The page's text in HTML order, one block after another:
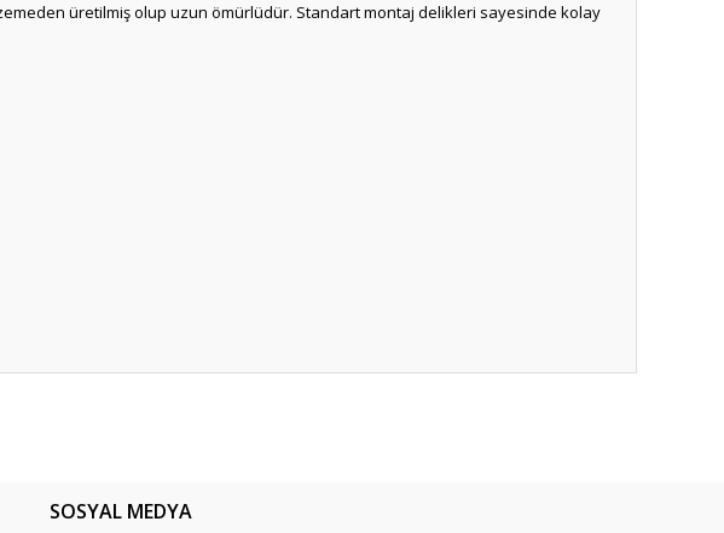
üretilmiş olup uzun ömürlüdür. Standart montaj delikleri sayesinde kolay
SOSYAL MEDYA